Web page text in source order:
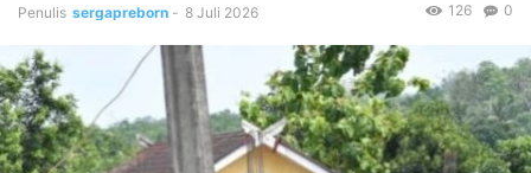
Penulis sergapreborn - 8 Juli 2026 0
126